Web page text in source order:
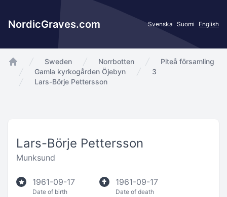
NordicGraves.com Svenska Suomi English
app.Start
Sweden Norrbotten
Piteå församling
Gamla kyrkogården Öjebyn
3
Lars-Börje Pettersson
Lars-Börje Pettersson
Munksund
1961-09-17
Date of birth
1961-09-17
Date of death